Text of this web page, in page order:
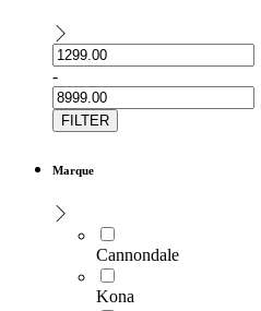
-
FILTER
Marque
Cannondale
Kona